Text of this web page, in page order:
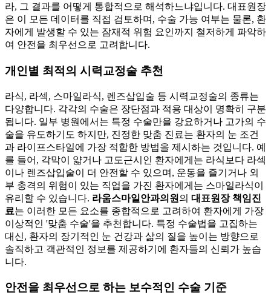
라, 그 결과를 어떻게 통합적으로 해석하느냐입니다. 대표원장
은 이 모든 데이터를 직접 검토하며, 수술 가능 여부는 물론, 환
자에게 발생할 수 있는 잠재적 위험 요인까지 철저하게 파악하
여 안전을 최우선으로 고려합니다.
개인별 최적의 시력교정술 추천
라식, 라섹, 스마일라식, 렌즈삽입술 등 시력교정술의 종류는
다양합니다. 각각의 수술은 장단점과 적용 대상이 명확히 구분
됩니다. 일부 병원에서는 특정 수술만을 강요하거나 고가의 수
술을 유도하기도 하지만, 진정한 맞춤 진료는 환자의 눈 조건
과 라이프스타일에 가장 적합한 방법을 제시하는 것입니다. 예
를 들어, 각막이 얇거나 고도근시인 환자에게는 라식보다 라섹
이나 렌즈삽입술이 더 안전할 수 있으며, 운동을 즐기거나 외
부 충격의 위험이 있는 직업을 가진 환자에게는 스마일라식이
유리할 수 있습니다. 라움스마일안과의원 의 대표원장 책임진
료는 이러한 모든 요소를 종합적으로 고려하여 환자에게 가장
이상적인 '맞춤 수술'을 추천합니다. 특정 수술법을 고집하는
대신, 환자의 장기적인 눈 건강과 삶의 질을 높이는 방향으로
솔직하고 객관적인 정보를 제공하기에 환자들의 신뢰가 높습
니다.
안전을 최우선으로 하는 보수적인 수술 기준